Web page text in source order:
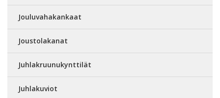
Jouluvahakankaat
Joustolakanat
Juhlakruunukynttilät
Juhlakuviot